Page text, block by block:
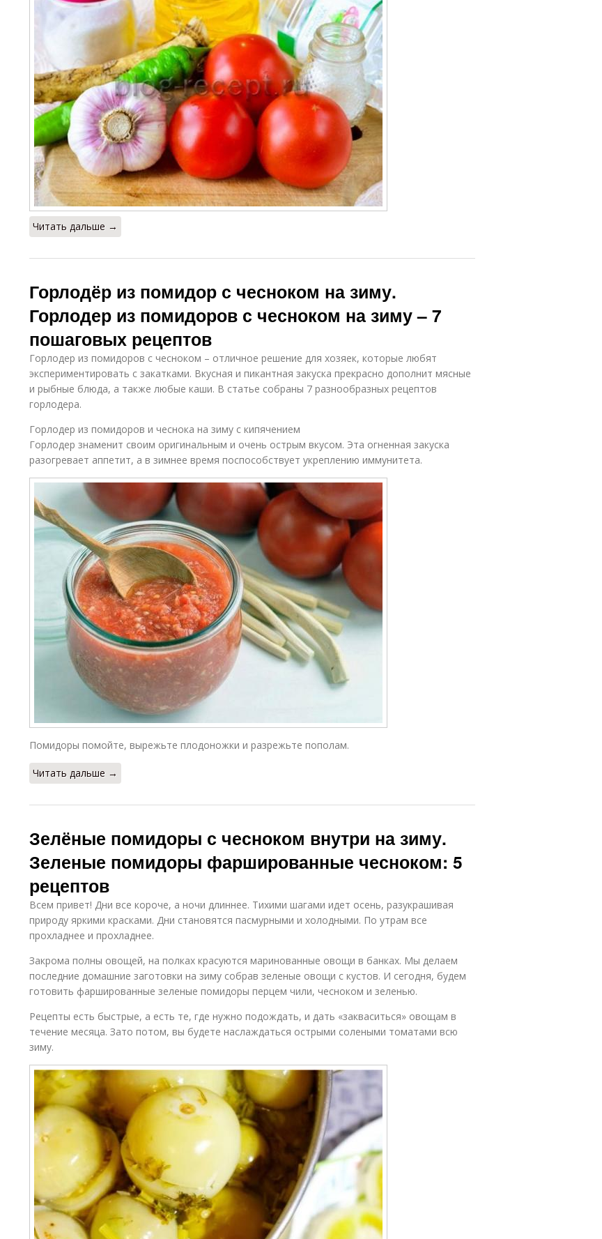
Читать дальше →
Горлодёр из помидор с чесноком на зиму.
Горлодер из помидоров с чесноком на зиму – 7
пошаговых рецептов
Горлодер из помидоров с чесноком – отличное решение для хозяек, которые любят
экспериментировать с закатками. Вкусная и пикантная закуска прекрасно дополнит мясные
и рыбные блюда, а также любые каши. В статье собраны 7 разнообразных рецептов
горлодера.
Горлодер из помидоров и чеснока на зиму с кипячением
Горлодер знаменит своим оригинальным и очень острым вкусом. Эта огненная закуска
разогревает аппетит, а в зимнее время поспособствует укреплению иммунитета.
Помидоры помойте, вырежьте плодоножки и разрежьте пополам.
Читать дальше →
Зелёные помидоры с чесноком внутри на зиму.
Зеленые помидоры фаршированные чесноком: 5
рецептов
Всем привет! Дни все короче, а ночи длиннее. Тихими шагами идет осень, разукрашивая
природу яркими красками. Дни становятся пасмурными и холодными. По утрам все
прохладнее и прохладнее.
Закрома полны овощей, на полках красуются маринованные овощи в банках. Мы делаем
последние домашние заготовки на зиму собрав зеленые овощи с кустов. И сегодня, будем
готовить фаршированные зеленые помидоры перцем чили, чесноком и зеленью.
Рецепты есть быстрые, а есть те, где нужно подождать, и дать «закваситься» овощам в
течение месяца. Зато потом, вы будете наслаждаться острыми солеными томатами всю
зиму.